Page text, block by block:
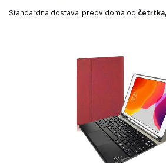
Standardna dostava predvidoma od